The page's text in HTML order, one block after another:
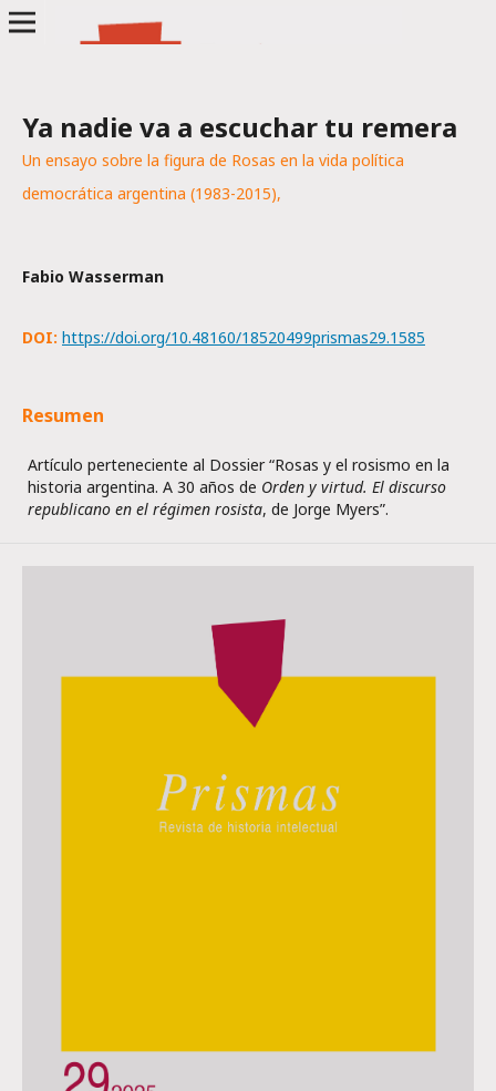
Ya nadie va a escuchar tu remera
Un ensayo sobre la figura de Rosas en la vida política
democrática argentina (1983-2015),
Fabio Wasserman
DOI: https://doi.org/10.48160/18520499prismas29.1585
Resumen
Artículo perteneciente al Dossier “Rosas y el rosismo en la
historia argentina. A 30 años de Orden y virtud. El discurso
republicano en el régimen rosista, de Jorge Myers”.